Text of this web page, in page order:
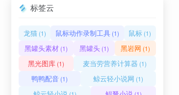
标签云
龙猫(1) 鼠标动作录制工具(1) 鼠标 (1)
黑罐头素材 (1) 黑罐头 (1) 黑岩网 (1)
黑光图库 (1) 麦当劳营养计算器 (1)
鸭鸭配音 (1) 鲸云轻小说网 (1)